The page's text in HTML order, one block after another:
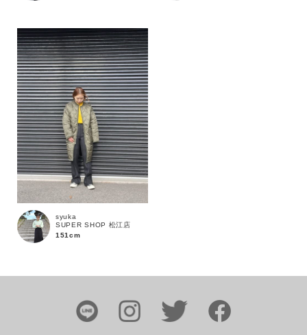
カラー
syuka
SUPER SHOP 松江店
151cm